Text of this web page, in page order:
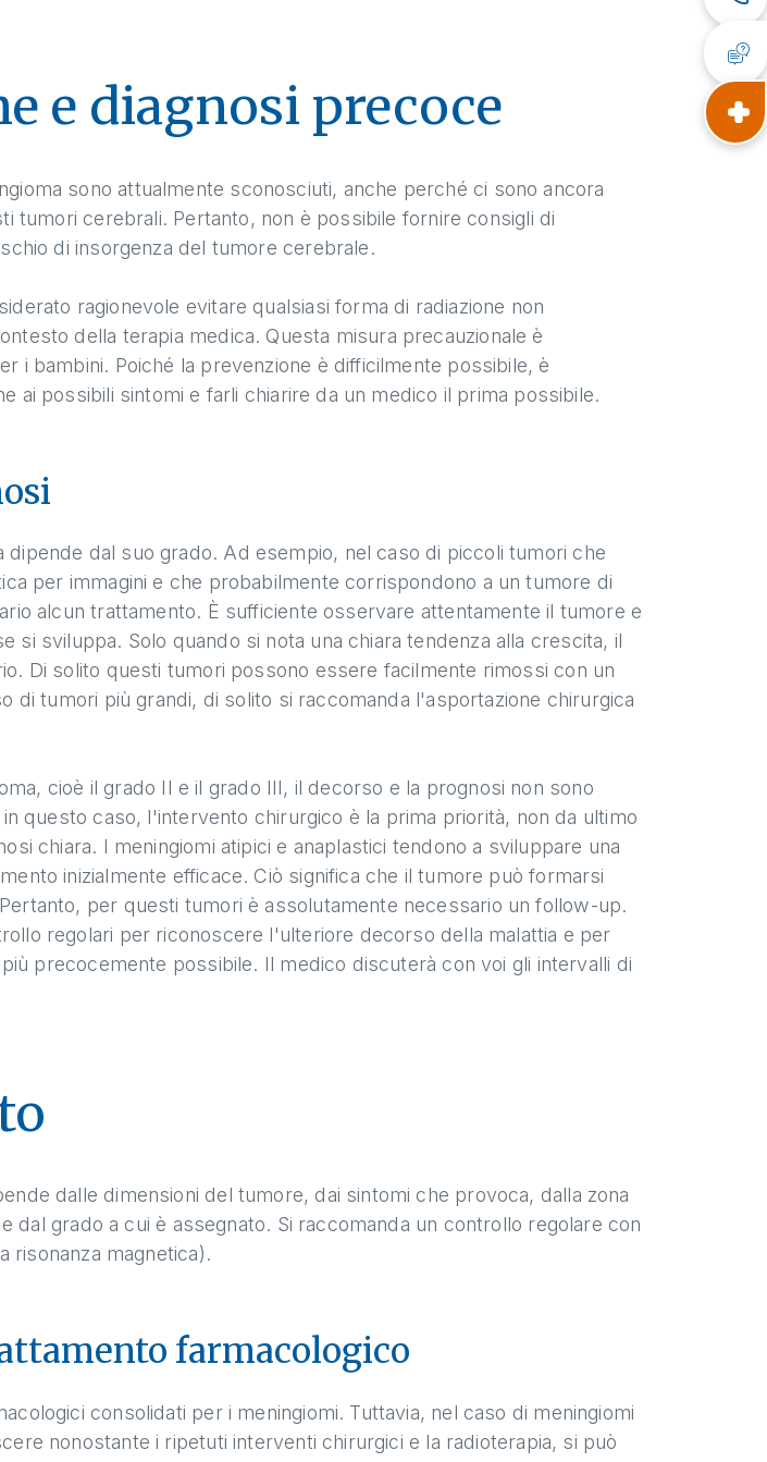
e diagnosi precoce
sono attualmente sconosciuti, anche perché ci sono ancora
tumori cerebrali. Pertanto, non è possibile fornire consigli di
di insorgenza del tumore cerebrale.
ragionevole evitare qualsiasi forma di radiazione non
della terapia medica. Questa misura precauzionale è
i bambini. Poiché la prevenzione è difficilmente possibile, è
ai possibili sintomi e farli chiarire da un medico il prima possibile.
dipende dal suo grado. Ad esempio, nel caso di piccoli tumori che
per immagini e che probabilmente corrispondono a un tumore di
alcun trattamento. È sufficiente osservare attentamente il tumore e
si sviluppa. Solo quando si nota una chiara tendenza alla crescita, il
Di solito questi tumori possono essere facilmente rimossi con un
di tumori più grandi, di solito si raccomanda l'asportazione chirurgica
cioè il grado II e il grado III, il decorso e la prognosi non sono
questo caso, l'intervento chirurgico è la prima priorità, non da ultimo
chiara. I meningiomi atipici e anaplastici tendono a sviluppare una
inizialmente efficace. Ciò significa che il tumore può formarsi
per questi tumori è assolutamente necessario un follow-up.
regolari per riconoscere l'ulteriore decorso della malattia e per
precocemente possibile. Il medico discuterà con voi gli intervalli di
dalle dimensioni del tumore, dai sintomi che provoca, dalla zona
dal grado a cui è assegnato. Si raccomanda un controllo regolare con
risonanza magnetica).
farmacologico
consolidati per i meningiomi. Tuttavia, nel caso di meningiomi
nonostante i ripetuti interventi chirurgici e la radioterapia, si può